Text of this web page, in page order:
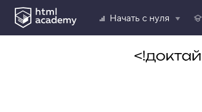
Начать с нуля